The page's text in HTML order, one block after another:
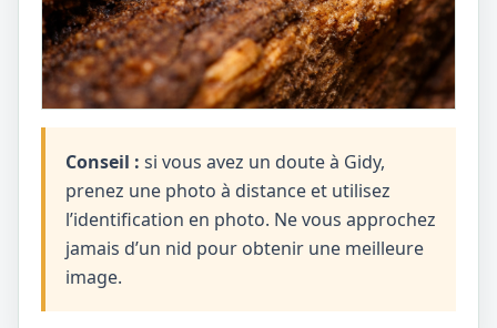
Conseil : si vous avez un doute à Gidy,
prenez une photo à distance et utilisez
l’identification en photo. Ne vous approchez
jamais d’un nid pour obtenir une meilleure
image.